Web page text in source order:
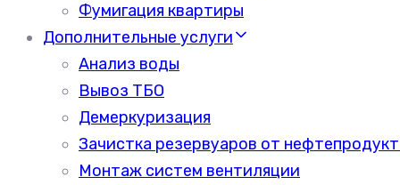
Фумигация квартиры
Дополнительные услуги
Анализ воды
Вывоз ТБО
Демеркуризация
Зачистка резервуаров от
Монтаж систем вентиляции